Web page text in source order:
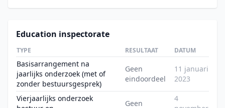
Education inspectorate
TYPE RESULTAAT DATUM
Basisarrangement na
jaarlijks onderzoek (met of
zonder bestuursgesprek)
Geen
eindoordeel
11 januari
2023
Vierjaarlijks onderzoek
Geen
4